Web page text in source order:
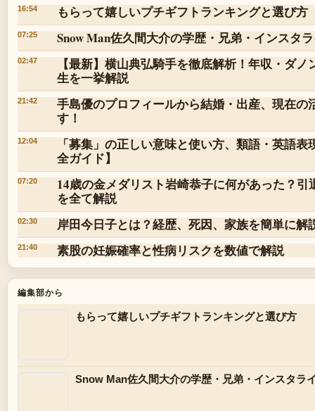
16:54 もらって嬉しいプチギフトランキングと選び方
07:25 Snow Man佐久間大介の学歴・兄弟・インスタ
02:47
【最新】横山典弘騎手を徹底解析！年収・ダ
生を一挙解説
21:42
手島優のプロフィールから結婚・出産、現在
す！
12:04
「募集」の正しい意味と使い方、類語・英語
全ガイド】
07:20
14歳の金メダリスト岩崎恭子に何があった？
を全て解説
02:30 岸田今日子とは？経歴、死因、家族を簡単に解
21:40 素股の妊娠確率と性病リスクを数値で解説
編集部から
もらって嬉しいプチギフトランキングと選び方
Snow Man佐久間大介の学歴・兄弟・インスタラ